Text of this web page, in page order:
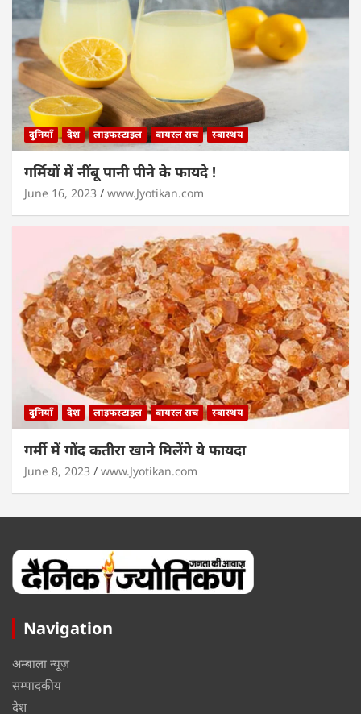
दुनियाँ देश लाइफस्टाइल वायरल सच स्वास्थय
गर्मियों में नींबू पानी पीने के फायदे !
June 16, 2023 www.Jyotikan.com
दुनियाँ देश लाइफस्टाइल वायरल सच स्वास्थय
गर्मी में गोंद कतीरा खाने मिलेंगे ये फायदा
June 8, 2023 www.Jyotikan.com
Navigation
अम्बाला न्यूज़
सम्पादकीय
देश